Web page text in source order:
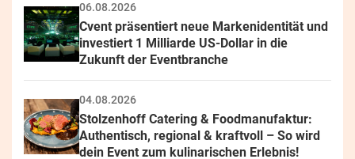
06.08.2026
Cvent präsentiert neue Markenidentität und
investiert 1 Milliarde US-Dollar in die
Zukunft der Eventbranche
04.08.2026
Stolzenhoff Catering & Foodmanufaktur:
Authentisch, regional & kraftvoll – So wird
dein Event zum kulinarischen Erlebnis!